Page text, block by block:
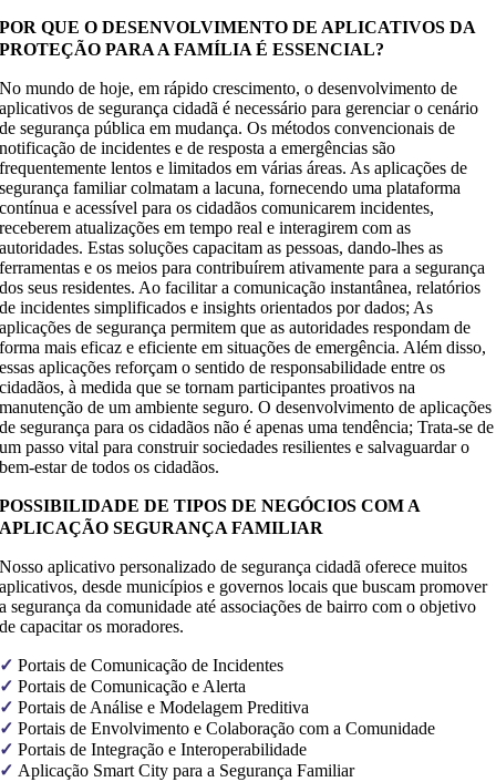
POR QUE O DESENVOLVIMENTO DE APLICATIVOS DA
PROTEÇÃO PARA A FAMÍLIA É ESSENCIAL?
No mundo de hoje, em rápido crescimento, o desenvolvimento de
aplicativos de segurança cidadã é necessário para gerenciar o cenário
de segurança pública em mudança. Os métodos convencionais de
notificação de incidentes e de resposta a emergências são
frequentemente lentos e limitados em várias áreas. As aplicações de
segurança familiar colmatam a lacuna, fornecendo uma plataforma
contínua e acessível para os cidadãos comunicarem incidentes,
receberem atualizações em tempo real e interagirem com as
autoridades. Estas soluções capacitam as pessoas, dando-lhes as
ferramentas e os meios para contribuírem ativamente para a segurança
dos seus residentes. Ao facilitar a comunicação instantânea, relatórios
de incidentes simplificados e insights orientados por dados; As
aplicações de segurança permitem que as autoridades respondam de
forma mais eficaz e eficiente em situações de emergência. Além disso,
essas aplicações reforçam o sentido de responsabilidade entre os
cidadãos, à medida que se tornam participantes proativos na
manutenção de um ambiente seguro. O desenvolvimento de aplicações
de segurança para os cidadãos não é apenas uma tendência; Trata-se de
um passo vital para construir sociedades resilientes e salvaguardar o
bem-estar de todos os cidadãos.
POSSIBILIDADE DE TIPOS DE NEGÓCIOS COM A
APLICAÇÃO SEGURANÇA FAMILIAR
Nosso aplicativo personalizado de segurança cidadã oferece muitos
aplicativos, desde municípios e governos locais que buscam promover
a segurança da comunidade até associações de bairro com o objetivo
de capacitar os moradores.
✓Portais de Comunicação de Incidentes
✓Portais de Comunicação e Alerta
✓Portais de Análise e Modelagem Preditiva
✓Portais de Envolvimento e Colaboração com a Comunidade
✓Portais de Integração e Interoperabilidade
✓Aplicação Smart City para a Segurança Familiar